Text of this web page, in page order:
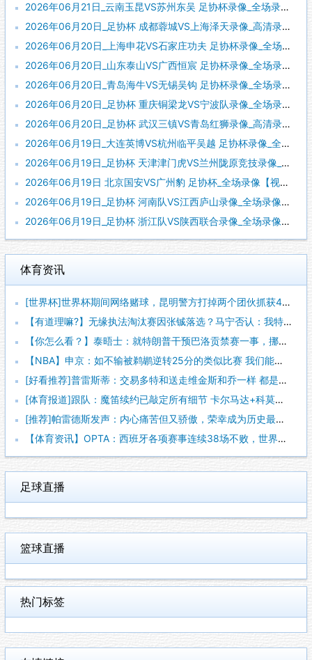
2026年06月21日_云南玉昆VS苏州东吴 足协杯录像_全场录像【视频集锦】
2026年06月20日_足协杯 成都蓉城VS上海泽天录像_高清录像【全场回放】
2026年06月20日_上海申花VS石家庄功夫 足协杯录像_全场录像【全场回放】
2026年06月20日_山东泰山VS广西恒宸 足协杯录像_全场录像【高清回放】
2026年06月20日_青岛海牛VS无锡吴钩 足协杯录像_全场录像【全场回放】
2026年06月20日_足协杯 重庆铜梁龙VS宁波队录像_全场录像【高清回放】
2026年06月20日_足协杯 武汉三镇VS青岛红狮录像_高清录像【全场回放】
2026年06月19日_大连英博VS杭州临平吴越 足协杯录像_全场录像【全场回放】
2026年06月19日_足协杯 天津津门虎VS兰州陇原竞技录像_高清录像【全场回放】
2026年06月19日 北京国安VS广州豹 足协杯_全场录像【视频集锦】
2026年06月19日_足协杯 河南队VS江西庐山录像_全场录像【高清回放】
2026年06月19日_足协杯 浙江队VS陕西联合录像_全场录像【高清回放】
体育资讯
[世界杯]世界杯期间网络赌球，昆明警方打掉两个团伙抓获42人
【有道理嘛?】无缘执法淘汰赛因张铖落选？马宁否认：我特别清楚
【你怎么看？】泰晤士：就特朗普干预巴洛贡禁赛一事，挪威足协准
【NBA】申京：如不输被鹈鹕逆转25分的类似比赛 我们能拿下
[好看推荐]普雷斯蒂：交易多特和送走维金斯和乔一样 都是出于
[体育报道]跟队：魔笛续约已敲定所有细节 卡尔马达+科莫托也
[推荐]帕雷德斯发声：内心痛苦但又骄傲，荣幸成为历史最佳阿根
【体育资讯】OPTA：西班牙各项赛事连续38场不败，世界杯夺
足球直播
篮球直播
热门标签